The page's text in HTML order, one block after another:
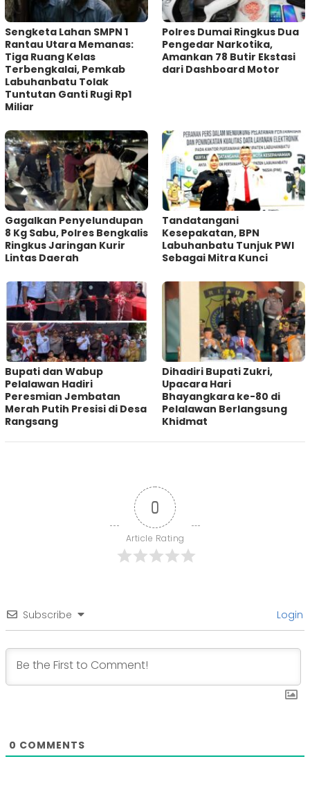
Sengketa Lahan SMPN 1
Rantau Utara Memanas:
Tiga Ruang Kelas
Terbengkalai, Pemkab
Labuhanbatu Tolak
Tuntutan Ganti Rugi Rp1
Miliar
Polres Dumai Ringkus Dua
Pengedar Narkotika,
Amankan 78 Butir Ekstasi
dari Dashboard Motor
Gagalkan Penyelundupan
8 Kg Sabu, Polres Bengkalis
Ringkus Jaringan Kurir
Lintas Daerah
Tandatangani
Kesepakatan, BPN
Labuhanbatu Tunjuk PWI
Sebagai Mitra Kunci
Bupati dan Wabup
Pelalawan Hadiri
Peresmian Jembatan
Merah Putih Presisi di Desa
Rangsang
Dihadiri Bupati Zukri,
Upacara Hari
Bhayangkara ke-80 di
Pelalawan Berlangsung
Khidmat
0
Article Rating
Subscribe Login
0 COMMENTS